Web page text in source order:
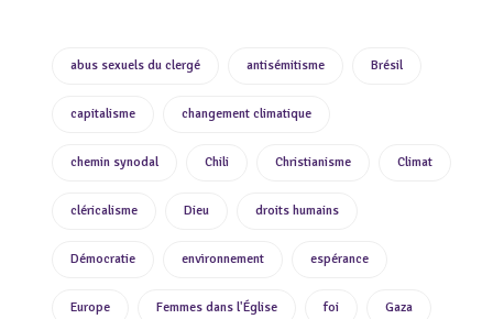
abus sexuels du clergé antisémitisme Brésil
capitalisme changement climatique
chemin synodal Chili Christianisme Climat
cléricalisme Dieu droits humains
Démocratie environnement espérance
Europe Femmes dans l'Église foi Gaza